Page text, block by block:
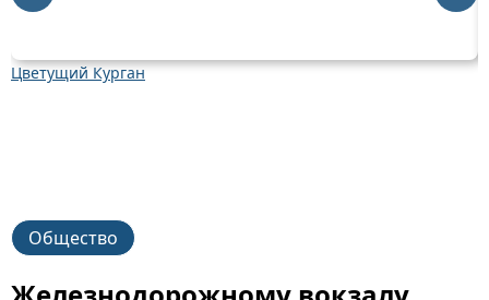
Цветущий Курган
Общество